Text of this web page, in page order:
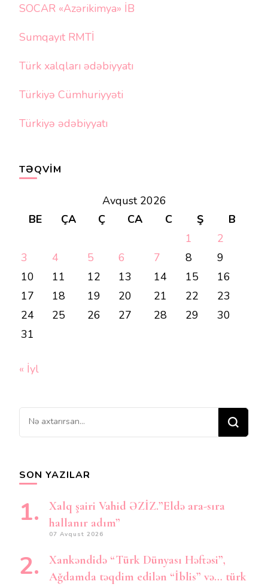
SOCAR «Azərikimya» İB
Sumqayıt RMTİ
Türk xalqları ədəbiyyatı
Türkiyə Cümhuriyyəti
Türkiyə ədəbiyyatı
TƏQVIM
Avqust 2026
BE
ÇA Ç CA C Ş
B
1
2
3
4 5 6 7 8
9
10
11 12 13 14 15
16
17
18 19 20 21 22
23
24
25 26 27 28 29
30
31
« İyl
Bir
şey
SON YAZILAR
Xalq şairi Vahid ƏZİZ.”Eldə ara-sıra
hallanır adım”
07 Avqust 2026
Xankəndidə “Türk Dünyası Həftəsi”,
Ağdamda təqdim edilən “İblis” və… türk